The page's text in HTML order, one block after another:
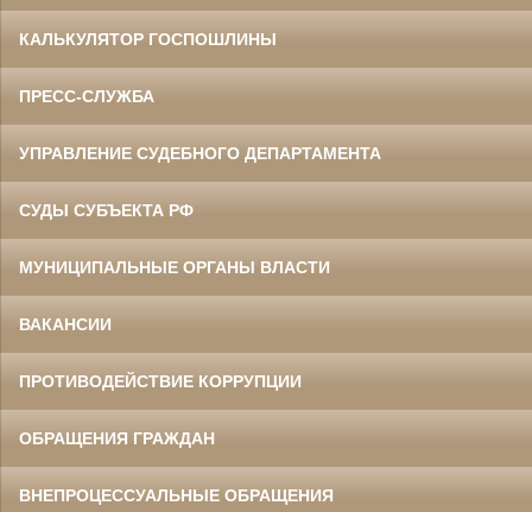
КАЛЬКУЛЯТОР ГОСПОШЛИНЫ
ПРЕСС-СЛУЖБА
УПРАВЛЕНИЕ СУДЕБНОГО ДЕПАРТАМЕНТА
СУДЫ СУБЪЕКТА РФ
МУНИЦИПАЛЬНЫЕ ОРГАНЫ ВЛАСТИ
ВАКАНСИИ
ПРОТИВОДЕЙСТВИЕ КОРРУПЦИИ
ОБРАЩЕНИЯ ГРАЖДАН
ВНЕПРОЦЕССУАЛЬНЫЕ ОБРАЩЕНИЯ